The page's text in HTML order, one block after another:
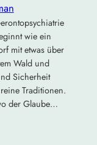
wie ein
mit etwas über
Wald und
Sicherheit
Traditionen.
der Glaube…